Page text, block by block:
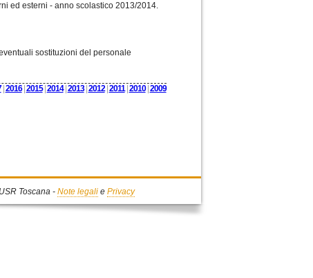
ed esterni - anno scolastico 2013/2014.
sostituzioni del personale
| 2016| 2015| 2014| 2013| 2012| 2011| 2010| 2009
Toscana - Note legalie Privacy